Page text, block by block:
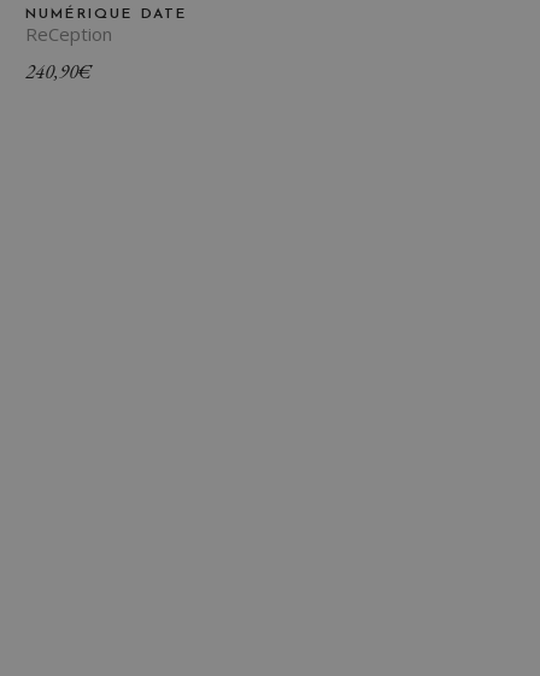
NUMÉRIQUE DATE
ReCeption
240,90€